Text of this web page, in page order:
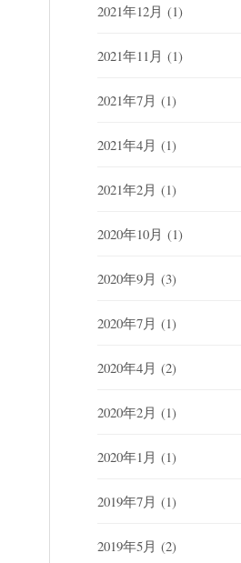
2021年12月 (1)
2021年11月 (1)
2021年7月 (1)
2021年4月 (1)
2021年2月 (1)
2020年10月 (1)
2020年9月 (3)
2020年7月 (1)
2020年4月 (2)
2020年2月 (1)
2020年1月 (1)
2019年7月 (1)
2019年5月 (2)